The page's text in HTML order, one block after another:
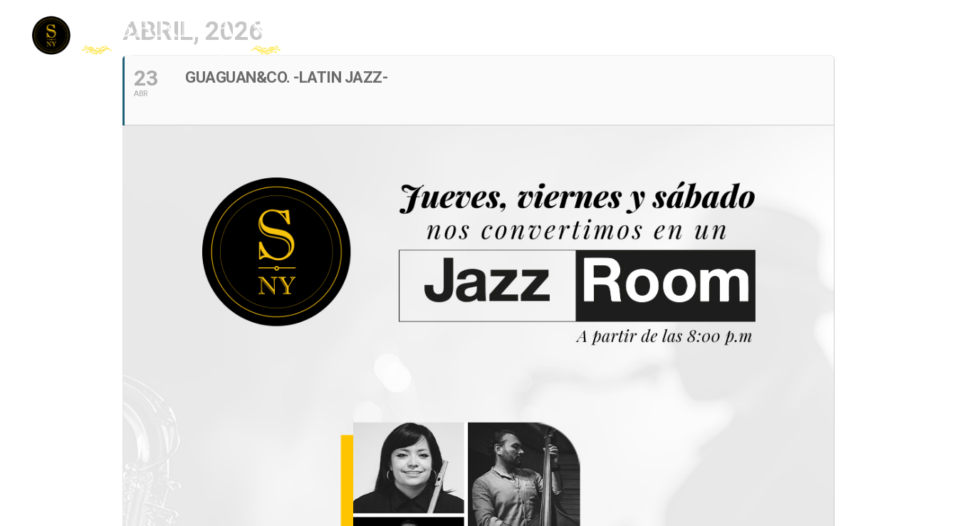
ABRIL, 2026
23
ABR
GUAGUAN&CO. -LATIN JAZZ-